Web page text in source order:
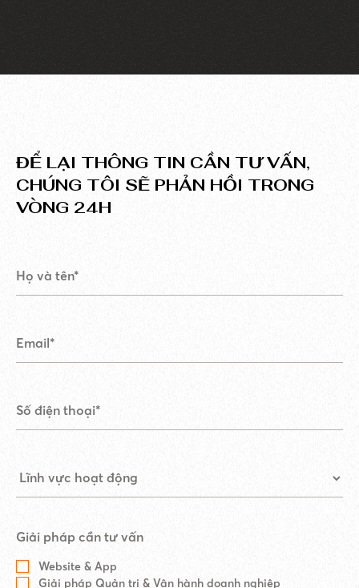
ĐỂ LẠI THÔNG TIN CẦN TƯ VẤN,
CHÚNG TÔI SẼ PHẢN HỒI TRONG
VÒNG 24H
Giải pháp cần tư vấn
Website & App
Giải pháp Quản trị & Vận hành doanh nghiệp